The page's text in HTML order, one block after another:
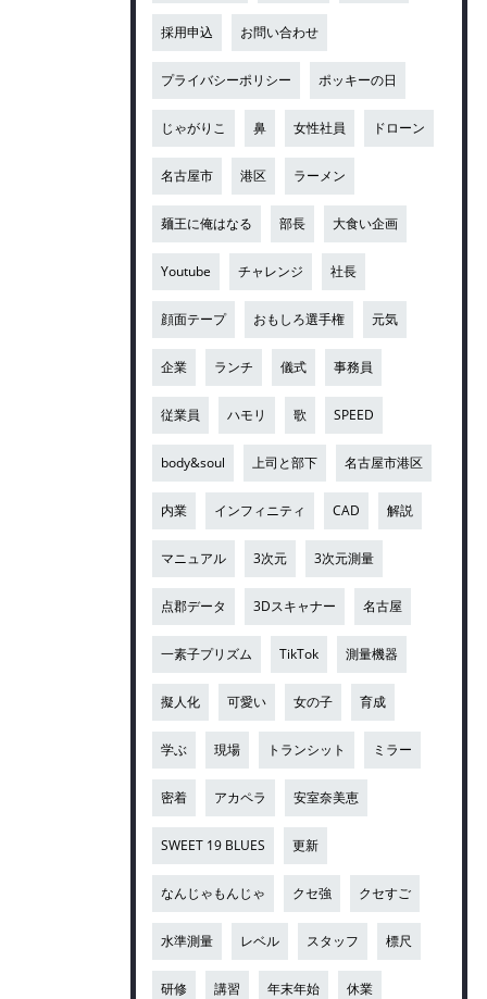
採用申込 お問い合わせ
プライバシーポリシー ポッキーの日
じゃがりこ 鼻 女性社員 ドローン
名古屋市 港区 ラーメン
麺王に俺はなる 部長 大食い企画
Youtube チャレンジ 社長
顔面テープ おもしろ選手権 元気
企業 ランチ 儀式 事務員
従業員 ハモリ 歌 SPEED
body&soul 上司と部下 名古屋市港区
内業 インフィニティ CAD 解説
マニュアル 3次元 3次元測量
点郡データ 3Dスキャナー 名古屋
一素子プリズム TikTok 測量機器
擬人化 可愛い 女の子 育成
学ぶ 現場 トランシット ミラー
密着 アカペラ 安室奈美恵
SWEET 19 BLUES 更新
なんじゃもんじゃ クセ強 クセすご
水準測量 レベル スタッフ 標尺
研修 講習 年末年始 休業